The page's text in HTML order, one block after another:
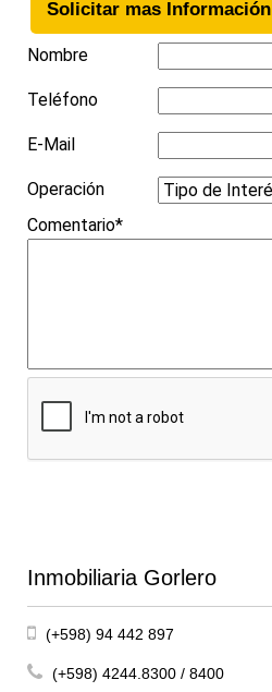
Solicitar mas Información
Nombre
Teléfono
E-Mail
Operación
Comentario*
Inmobiliaria Gorlero
(+598) 94 442 897
(+598) 4244.8300 / 8400